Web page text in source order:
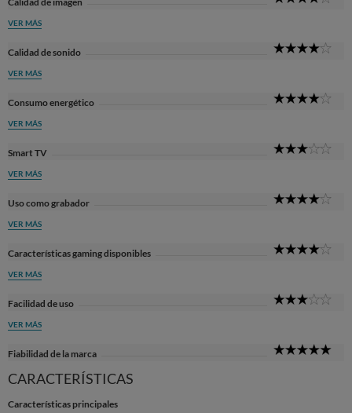
VER MÁS
Calidad de sonido
VER MÁS
Consumo energético
VER MÁS
Smart TV
VER MÁS
Uso como grabador
VER MÁS
Características gaming disponibles
VER MÁS
Facilidad de uso
VER MÁS
Fiabilidad de la marca
CARACTERÍSTICAS
Características principales